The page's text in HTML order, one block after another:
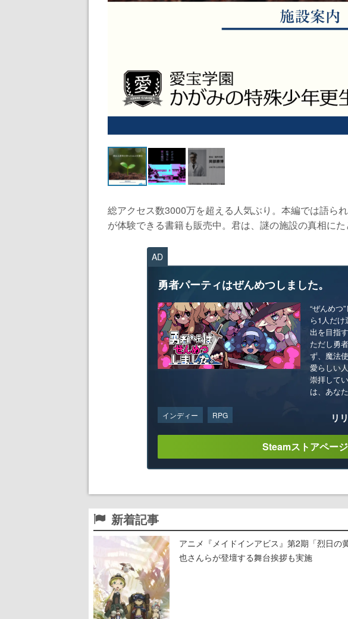
総アクセス数3000万を超える人気ぶり。本編では語ら
が体験できる書籍も販売中。君は、謎の施設の真相に
AD
勇者パーティはぜんめつしました。
“ぜんめつ
ら1人だ
出を目指
ただし勇
ず、魔法
愛らしい
崇拝して
は、あなた
インディー RPG リ
Steamストアページ
新着記事
アニメ『メイドインアビス』第2期「烈日の
也さんらが登壇する舞台挨拶も実施